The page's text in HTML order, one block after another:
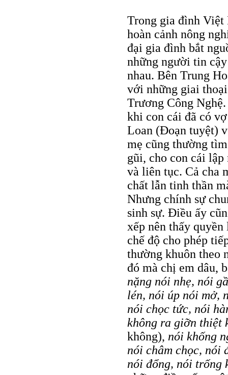
Trong gia đình Việt
hoàn cảnh nông
đại gia đình bắt
những người tin
nhau. Bên Trung
với những giai
Trương Công
khi con cái đã có
Loan (Đoạn tuyệt)
mẹ cũng thường
gũi, cho con cái lập
và liên tục. Cả cha
chất lẫn tinh thần
Nhưng chính sự
sinh sự. Điều ấy
xếp nên thấy
chế độ cho phép
thường khuôn theo
đó mà chị em dâu,
nặng nói nhẹ, nói
lén, nói úp nói mở,
nói chọc tức, nói
không ra giỡn thiệt
không), nói khống
nói châm chọc, nói
nói đổng, nói trống